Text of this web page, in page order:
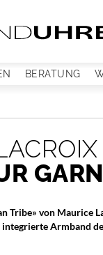
BERATUNG
Tribe» von
integrierte Armband